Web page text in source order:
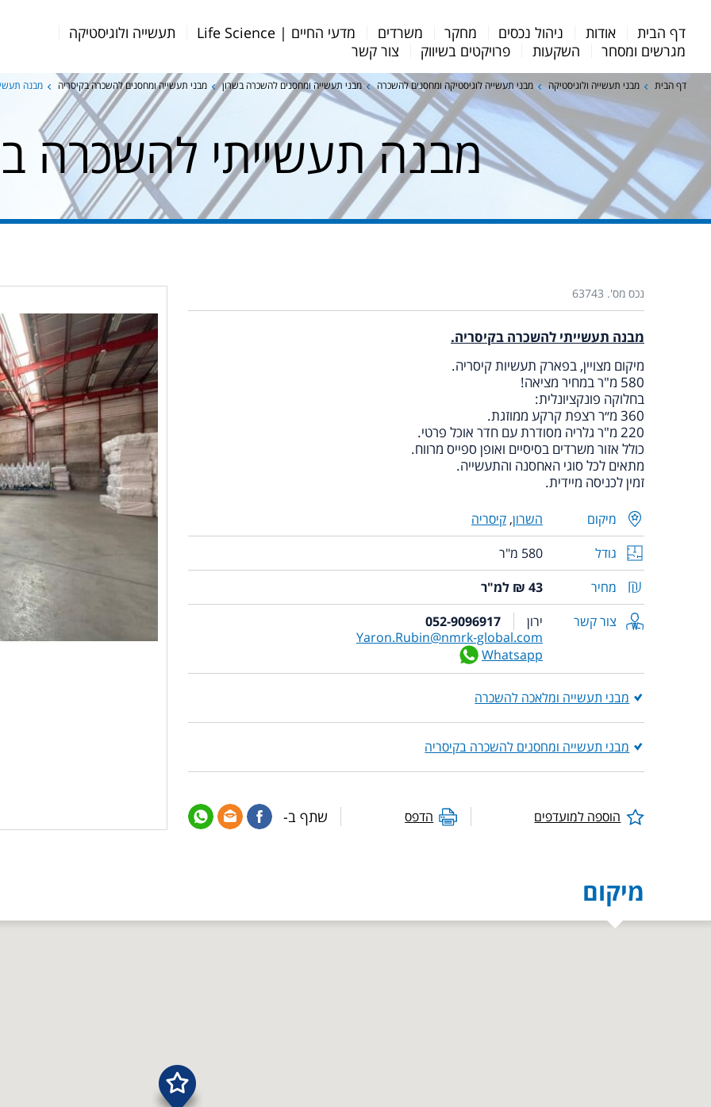
Menu
Bar
דף הבית אודות ניהול נכסים מחקר משרדים מדעי החיים | Life Science
תעשייה ולוגיסטיקה
מגרשים ומסחר
השקעות פרויקטים בשיווק צור קשר
דף הבית מבני תעשייה ולוגיסטיקה מבני תעשייה לוגיסטיקה ומחסנים להשכרה מבני תעשייה ומחסנים להשכרה בשרון מבני תעשייה ומחסנים להשכרה בקיסריה מבנה
מבנה תעשייתי להשכרה
נכס מס'. 63743
מבנה תעשייתי להשכרה בקיסריה.
מיקום מצויין, בפארק תעשיות קיסריה.
580 מ"ר במחיר מציאה!
בחלוקה פונקציונלית:
360 מ״ר רצפת קרקע ממוזגת.
220 מ"ר גלריה מסודרת עם חדר אוכל פרטי.
כולל אזור משרדים בסיסיים ואופן ספייס מרווח.
מתאים לכל סוגי האחסנה והתעשייה.
זמין לכניסה מיידית.
מיקום השרון,קיסריה
גודל
580 מ"ר
מחיר
43 ₪ למ"ר
צור קשר
ירון
052-9096917
Yaron.Rubin@nmrk-global.com
Whatsapp
מבני תעשייה ומלאכה להשכרה
מבני תעשייה ומחסנים להשכרה בקיסריה
הוספה למועדפים הדפס שתף ב-
מיקום